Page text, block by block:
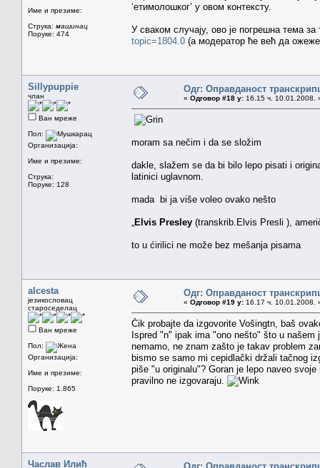
Име и презиме:
Струка: машинац
Поруке: 474
‘етимолошког’ у овом контексту.
У сваком случају, ово је погрешна тема
topic=1804.0 (а модератор ће већ да
Sillypuppie
члан
Ван мреже
Пол:
Организација:
Име и презиме:
Струка:
Поруке: 128
Одг: Оправданост
« Одговор #18 у: 16.15 ч. 10.01.2008.
moram sa nečim i da se složim
dakle, slažem se da bi bilo lepo pisati i
latinici uglavnom.
mada bi ja više voleo ovako nešto
Elvis Presley (transkrib.Elvis Presli ),
to u ćirilici ne može bez mešanja pisama
alcesta
језикословац
староседелац
Ван мреже
Пол:
Организација:
Име и презиме:
Поруке: 1.865
Одг: Оправданост
« Одговор #19 у: 16.17 ч. 10.01.2008.
Čik probajte da izgovorite Vošingtn, baš
Ispred "n" ipak ima "ono nešto" što u
nemamo, ne znam zašto je takav problem
bismo se samo mi cepidlački držali tačnog
piše "u originalu"? Goran je lepo naveo
pravilno ne izgovaraju.
Часлав Илић